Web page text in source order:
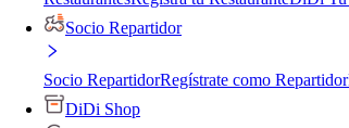
Socio Repartidor
Socio RepartidorRegístrate como Repartidor
DiDi Shop